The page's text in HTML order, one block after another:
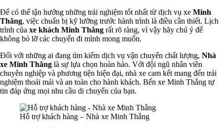
Để có thể tận hưởng những trải nghiệm tốt nhất từ dịch vụ xe Minh
Thắng, việc chuẩn bị kỹ lưỡng trước hành trình là điều cần thiết. Lịch
trình của xe khách Minh Thắng rất rõ ràng, vì vậy hãy chú ý để
không bỏ lỡ các chuyến đi mình mong muốn.
Đối với những ai đang tìm kiếm dịch vụ vận chuyển chất lượng, Nhà
xe Minh Thắng là sự lựa chọn hoàn hảo. Với đội ngũ nhân viên
chuyên nghiệp và phương tiện hiện đại, nhà xe cam kết mang đến trải
nghiệm thoải mái và an toàn cho hành khách. Bến xe Minh Thắng tự
tin đáp ứng mọi nhu cầu di chuyển của bạn.
Hỗ trợ khách hàng – Nhà xe Minh Thắng